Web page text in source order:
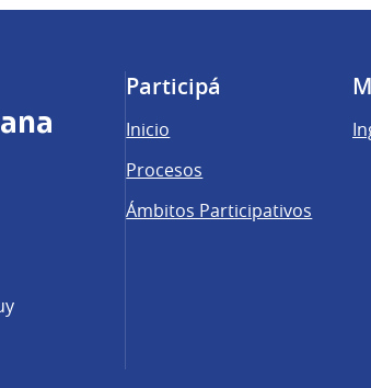
(Abrir en una pestaña nueva)
Participá
Inicio
Procesos
Ámbitos Participativos